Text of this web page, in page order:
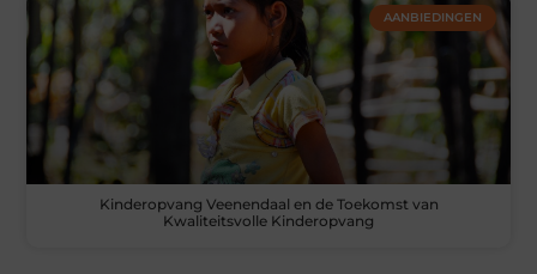
AANBIEDINGEN
Kinderopvang Veenendaal en de Toekomst van
Kwaliteitsvolle Kinderopvang